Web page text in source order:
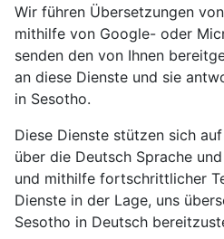
Wir führen Übersetzungen
mithilfe von Google- oder
senden den von Ihnen
an diese Dienste und sie
in Sesotho.
Diese Dienste stützen sich
über die Deutsch Sprache
und mithilfe fortschrittlicher
Dienste in der Lage, uns
Sesotho in Deutsch